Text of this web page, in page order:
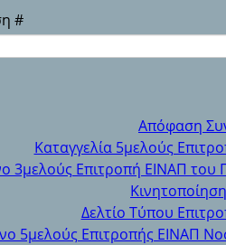
#
Απόφαση
Καταγγελία 5μελούς
3μελούς Επιτροπή ΕΙΝΑΠ του
Δελτίο Τύπου
5μελούς Επιτροπής ΕΙΝΑΠ